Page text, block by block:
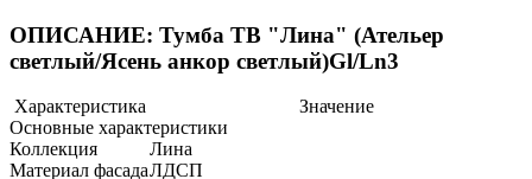
ОПИСАНИЕ: Тумба ТВ "Лина" (Ательер
светлый/Ясень анкор светлый)Gl/Ln3
Характеристика
Значение
Основные характеристики
Коллекция
Лина
Материал фасадаЛДСП